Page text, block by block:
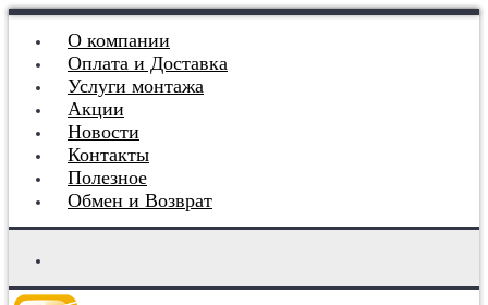
О компании
Оплата и Доставка
Услуги монтажа
Акции
Новости
Контакты
Полезное
Обмен и Возврат